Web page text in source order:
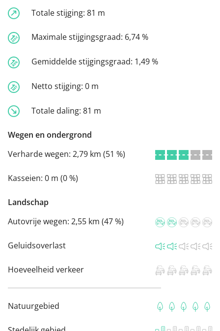
Totale stijging: 81 m
Maximale stijgingsgraad: 6,74 %
Gemiddelde stijgingsgraad: 1,49 %
Netto stijging: 0 m
Totale daling: 81 m
Wegen en ondergrond
Verharde wegen: 2,79 km (51 %)
Kasseien: 0 m (0 %)
Landschap
Autovrije wegen: 2,55 km (47 %)
Geluidsoverlast
Hoeveelheid verkeer
Natuurgebied